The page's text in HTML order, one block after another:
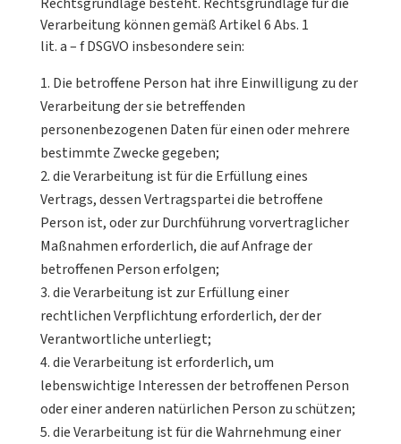
Verarbeitung können gemäß Artikel 6 Abs. 1
lit. a – f DSGVO insbesondere sein:
Die betroffene Person hat ihre Einwilligung zu der
Verarbeitung der sie betreffenden
personenbezogenen Daten für einen oder mehrere
bestimmte Zwecke gegeben;
die Verarbeitung ist für die Erfüllung eines
Vertrags, dessen Vertragspartei die betroffene
Person ist, oder zur Durchführung vorvertraglicher
Maßnahmen erforderlich, die auf Anfrage der
betroffenen Person erfolgen;
die Verarbeitung ist zur Erfüllung einer
rechtlichen Verpflichtung erforderlich, der der
Verantwortliche unterliegt;
die Verarbeitung ist erforderlich, um
lebenswichtige Interessen der betroffenen Person
oder einer anderen natürlichen Person zu schützen;
die Verarbeitung ist für die Wahrnehmung einer